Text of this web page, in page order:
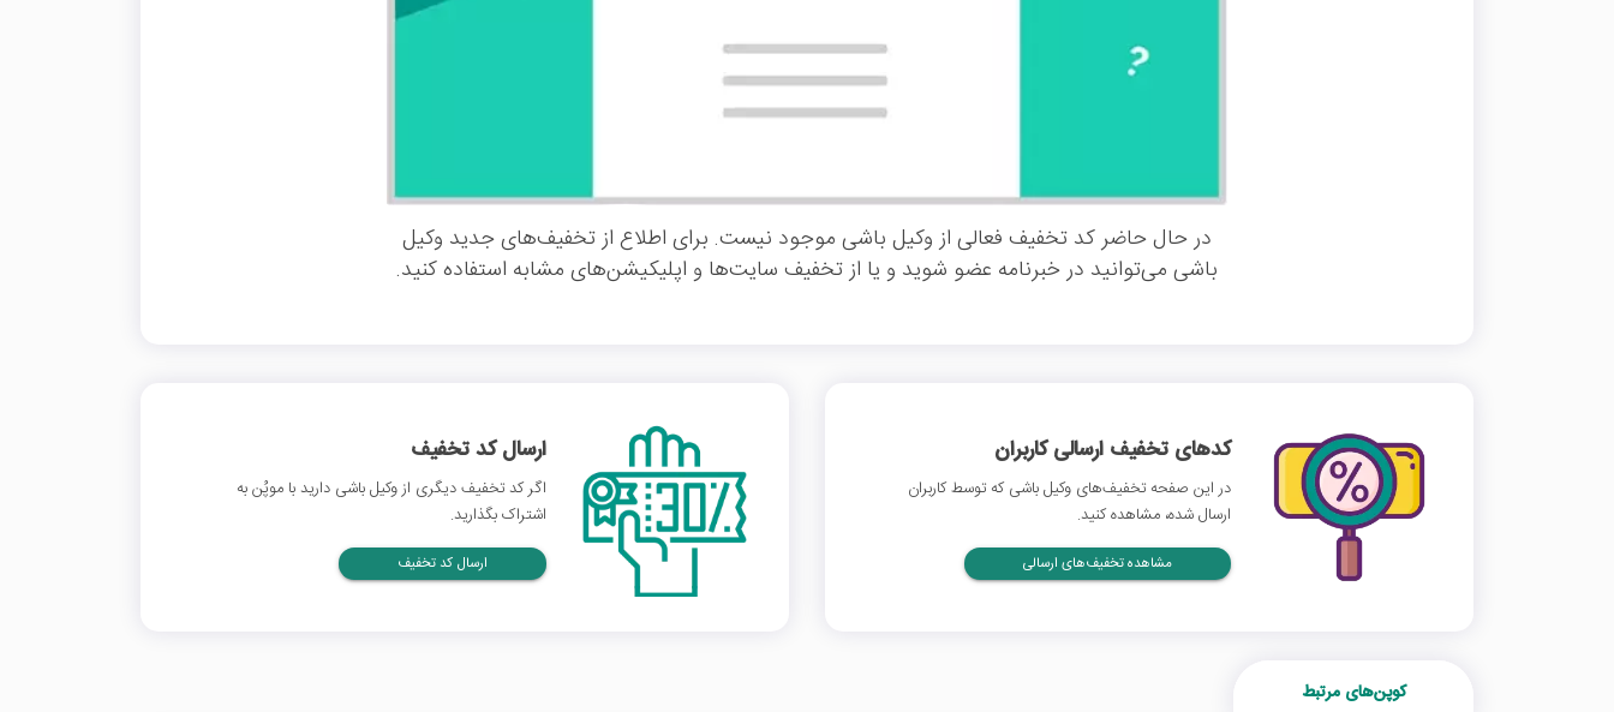
در حال حاضر کد تخفیف فعالی از وکیل باشی موجود نیست. برای اطلاع از تخفیف‌های جدید وکیل
باشی می‌توانید در خبرنامه عضو شوید و یا از تخفیف سایت‌ها و اپلیکیشن‌های مشابه استفاده کنید.
کدهای تخفیف ارسالی کاربران
در این صفحه تخفیف‌های وکیل باشی که توسط کاربران
ارسال شده، مشاهده کنید.
مشاهده تخفیف‌های ارسالی
ارسال کد تخفیف
اگر کد تخفیف دیگری از وکیل باشی دارید با موپُن به
اشتراک بگذارید.
ارسال کد تخفیف
کوپن‌های مرتبط